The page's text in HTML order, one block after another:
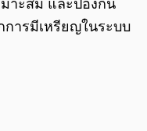
าะสม และป้องกัน
การมีเหรียญในระบบ